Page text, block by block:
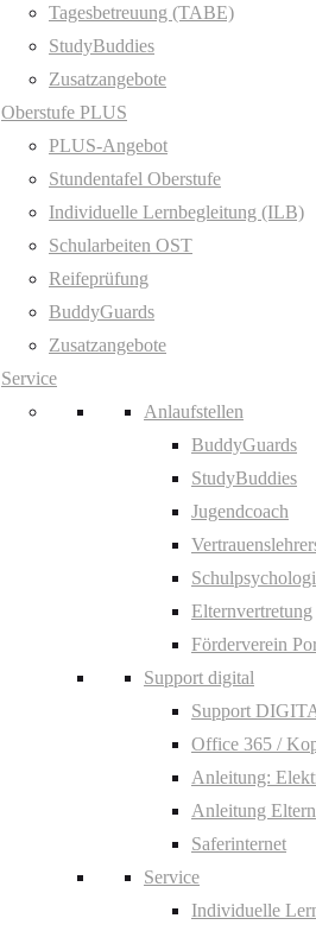
Tagesbetreuung (TABE)
StudyBuddies
Zusatzangebote
Oberstufe PLUS
PLUS-Angebot
Stundentafel Oberstufe
Individuelle Lernbegleitung (ILB)
Schularbeiten OST
Reifeprüfung
BuddyGuards
Zusatzangebote
Service
Anlaufstellen
BuddyGuards
StudyBuddies
Jugendcoach
Elternvertretung
Förderverein
Support digital
Support
Office 365 /
Anleitung:
Anleitung
Saferinternet
Service
Individuelle